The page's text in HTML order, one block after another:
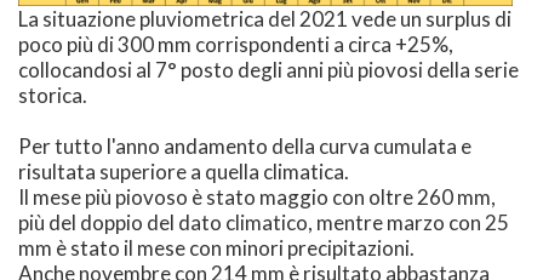
La situazione pluviometrica del 2021 vede un surplus di
poco più di 300 mm corrispondenti a circa +25%,
collocandosi al 7° posto degli anni più piovosi della serie
storica.
Per tutto l'anno andamento della curva cumulata e
risultata superiore a quella climatica.
Il mese più piovoso è stato maggio con oltre 260 mm,
più del doppio del dato climatico, mentre marzo con 25
mm è stato il mese con minori precipitazioni.
Anche novembre con 214 mm è risultato abbastanza